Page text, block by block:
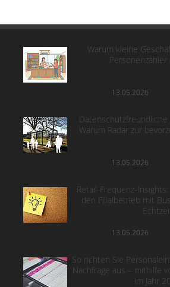
Warum kleine
13.05.2026
Datenschutzfreundliche
Warum Radar zur
13.05.2026
Retail-Frequenz-
den Filialbetrieb mit
13.05.2026
So richten Sie
Nachfrage aus – mithilfe
im Jahr